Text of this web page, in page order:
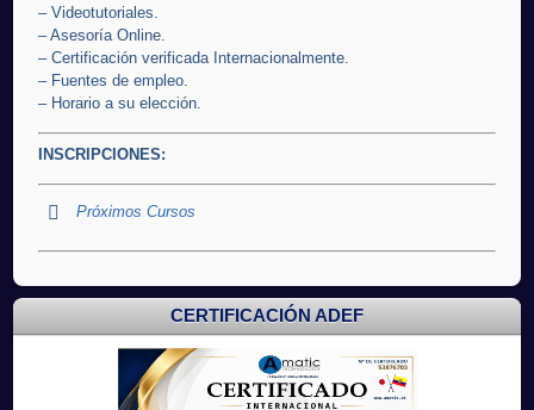
– Videotutoriales.
– Asesoría Online.
– Certificación verificada Internacionalmente.
– Fuentes de empleo.
– Horario a su elección.
INSCRIPCIONES:
Próximos Cursos
CERTIFICACIÓN ADEF